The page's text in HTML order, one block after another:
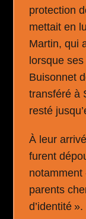
protection
mettait en
Martin, qui
lorsque ses
Buisonnet
transféré à
resté
À leur
furent
notamment
parents
d’identité ».